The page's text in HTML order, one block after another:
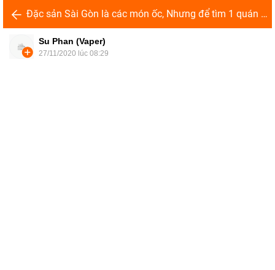
Đặc sản Sài Gòn là các món ốc, Nhưng để tìm 1 quán ốc chuẩn hương vị Bắc không phải là điều dễ dàng
Su Phan (Vaper)
27/11/2020 lúc 08:29